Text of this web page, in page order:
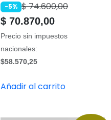
-5% $74.600,00
$ 70.870,00
Precio sin impuestos
nacionales:
$58.570,25
Añadir al carrito